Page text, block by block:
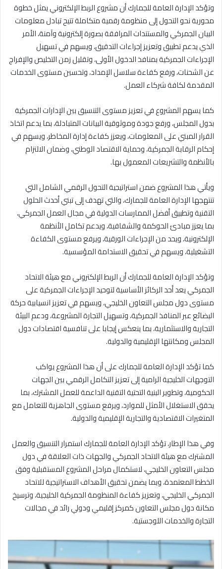
وتؤكد الإدارة العامة للجمارك أن مشروع الربط الإلكتروني يمثل خطوة
محورية نحو التحول إلى منظومة رقمية متكاملة تتيح تبادل معلومات
البيان الجمركي والمستندات المرافقة بصورة إلكترونية وآمنة، الأمر
الذي يدعم تطبيق وتعزيز إجراءات التدقيق، ويسهم في تسهيل
الإجراءات الجمركية بمنافذ الدخول الأولى، وتقليل زمن التخليص والإفراج
عن الشحنات، ورفع كفاءة سلاسل الإمداد، وتحسين مستوى الخدمات
المقدمة لكافة شركاء العمل.
كما يسهم المشروع في تعزيز مستوى التنسيق بين الإدارات الجمركية
بدول المجلس، ورفع جودة وموثوقية البيانات المتبادلة، بما يدعم اتخاذ
القرار المبني على المعلومات، ويعزز كفاءة إدارة المخاطر، ويسهم في
إحكام الرقابة الجمركية، وحماية الاقتصاد الوطني، وضمان الالتزام
بالأنظمة والتشريعات المعمول بها.
ويأتي هذا المشروع ضمن استراتيجية التحول الرقمي الشامل التي
تنتهجها الإدارة العامة للجمارك، والتي تهدف إلى تبني أحدث الحلول
التقنية وتطبيق أفضل الممارسات الدولية في مجال العمل الجمركي،
بما يعزز مبادئ الحوكمة والشفافية، ويدعم تكامل الأنظمة
الإلكترونية، ويحد من الإجراءات الورقية، ويرفع مستوى الكفاءة
التشغيلية، ويسهم في تحقيق الاستدامة المؤسسية.
وتؤكد الإدارة العامة للجمارك أن الربط الإلكتروني مع هيئة الاتحاد
الجمركي يعد أحد الركائز الأساسية لتوحيد الإجراءات الجمركية على
مستوى دول مجلس التعاون الخليجي، ويسهم في تعزيز انسيابية حركة
البضائع عبر المنافذ الجمركية، وتسهيل التجارة المشروعة، ودعم البيئة
التجارية والاستثمارية، بما ينعكس إيجابا على تنافسية اقتصادات دول
المجلس ومكانتها الإقليمية والدولية.
كما تؤكد الإدارة العامة للجمارك على أن هذا المشروع يواكب
التوجهات الخليجية الرامية إلى تعزيز التكامل الرقمي بين الجهات
الحكومية، وتطوير البنية التحتية التقنية الداعمة للعمل المشترك، بما
يحقق الاستغلال الأمثل للموارد، ويرفع مستوى الجاهزية للتعامل مع
المتغيرات الاقتصادية والتجارية الإقليمية والدولية.
وفي هذا الإطار، تؤكد الإدارة العامة للجمارك استمرار التنسيق والعمل
المشترك مع هيئة الاتحاد الجمركي والجهات ذات العلاقة في دول
مجلس التعاون الخليجي، لاستكمال مراحل المشروع المستقبلية وفق
الخطط المعتمدة، وبما يضمن تحقيق الأهداف الاستراتيجية للاتحاد
الجمركي الخليجي، وتعزيز كفاءة المنظومة الجمركية الخليجية، وترسيخ
مكانة دول مجلس التعاون كمركز إقليمي ودولي رائد في مجالات
التجارة والخدمات اللوجستية.